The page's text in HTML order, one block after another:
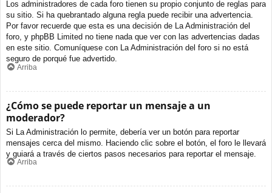
Los administradores de cada foro tienen su propio conjunto de reglas para
su sitio. Si ha quebrantado alguna regla puede recibir una advertencia.
Por favor recuerde que esta es una decisión de La Administración del
foro, y phpBB Limited no tiene nada que ver con las advertencias dadas
en este sitio. Comuníquese con La Administración del foro si no está
seguro de porqué fue advertido.
Arriba
¿Cómo se puede reportar un mensaje a un
moderador?
Si La Administración lo permite, debería ver un botón para reportar
mensajes cerca del mismo. Haciendo clic sobre el botón, el foro le llevará
y guiará a través de ciertos pasos necesarios para reportar el mensaje.
Arriba